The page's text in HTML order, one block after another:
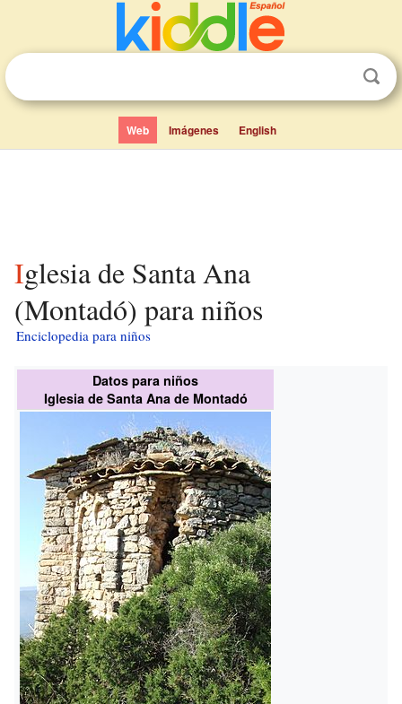
Web Imágenes English
Iglesia de Santa Ana
(Montadó) para niños
Enciclopedia para niños
Datos para niños
Iglesia de Santa Ana de Montadó